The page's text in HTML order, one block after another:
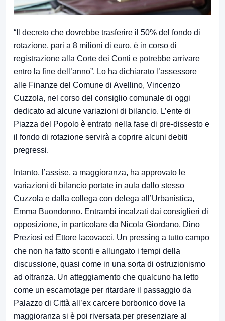
“Il decreto che dovrebbe trasferire il 50% del fondo di
rotazione, pari a 8 milioni di euro, è in corso di
registrazione alla Corte dei Conti e potrebbe arrivare
entro la fine dell’anno”. Lo ha dichiarato l’assessore
alle Finanze del Comune di Avellino, Vincenzo
Cuzzola, nel corso del consiglio comunale di oggi
dedicato ad alcune variazioni di bilancio. L’ente di
Piazza del Popolo è entrato nella fase di pre-dissesto e
il fondo di rotazione servirà a coprire alcuni debiti
pregressi.
Intanto, l’assise, a maggioranza, ha approvato le
variazioni di bilancio portate in aula dallo stesso
Cuzzola e dalla collega con delega all’Urbanistica,
Emma Buondonno. Entrambi incalzati dai consiglieri di
opposizione, in particolare da Nicola Giordano, Dino
Preziosi ed Ettore Iacovacci. Un pressing a tutto campo
che non ha fatto sconti e allungato i tempi della
discussione, quasi come in una sorta di ostruzionismo
ad oltranza. Un atteggiamento che qualcuno ha letto
come un escamotage per ritardare il passaggio da
Palazzo di Città all’ex carcere borbonico dove la
maggioranza si è poi riversata per presenziare al